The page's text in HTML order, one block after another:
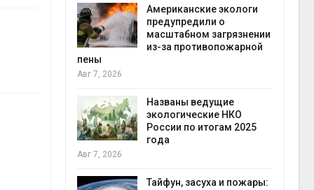
на фоне
почти
Американские экологи
предупредили о
масштабном загрязнении
из-за противопожарной
пены
Авг 7, 2026
Названы ведущие
экологические НКО
России по итогам 2025
года
Авг 7, 2026
Тайфун, засуха и пожары: